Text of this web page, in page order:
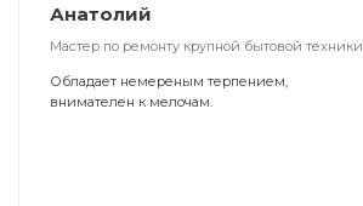
Анатолий
Мастер по ремонту крупной бытовой техники
Обладает немереным терпением,
внимателен к мелочам.